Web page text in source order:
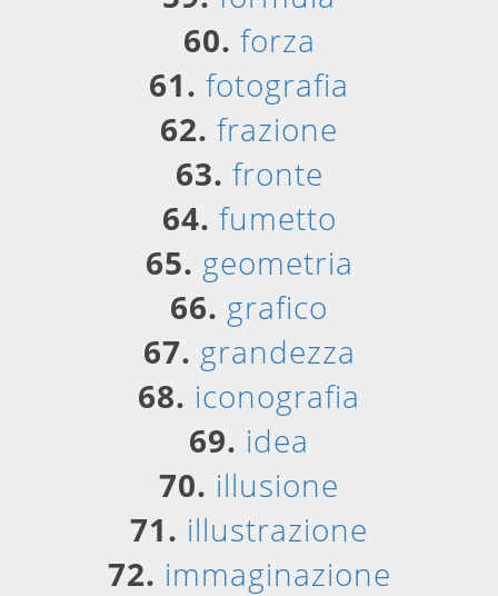
60. forza
61. fotografia
62. frazione
63. fronte
64. fumetto
65. geometria
66. grafico
67. grandezza
68. iconografia
69. idea
70. illusione
71. illustrazione
72. immaginazione